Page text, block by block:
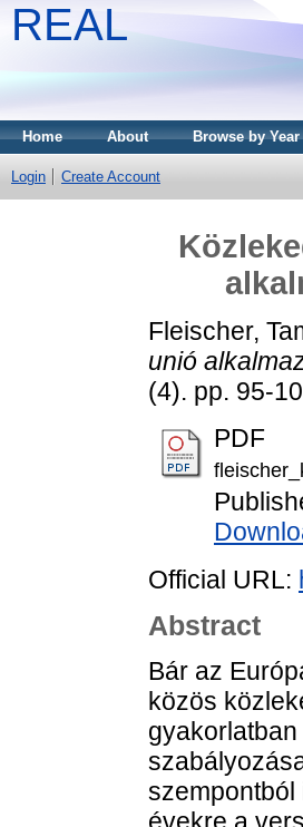
REAL
Home About Browse by Year
Login Create Account
Fleischer,
unió
(4). pp. 95-
PDF
Official URL:
Abstract
Bár az
közös
szempontból